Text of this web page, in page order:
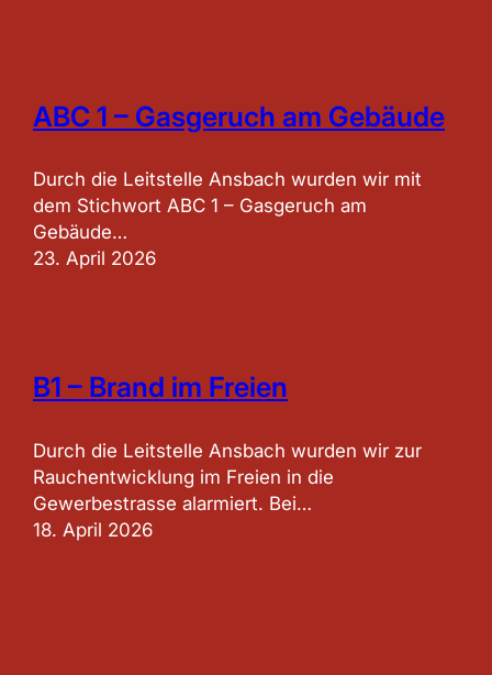
ABC 1 – Gasgeruch am Gebäude
Durch die Leitstelle Ansbach wurden wir mit
dem Stichwort ABC 1 – Gasgeruch am
Gebäude…
23. April 2026
B1 – Brand im Freien
Durch die Leitstelle Ansbach wurden wir zur
Rauchentwicklung im Freien in die
Gewerbestrasse alarmiert. Bei…
18. April 2026